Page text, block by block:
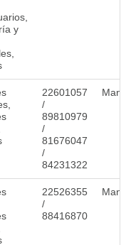
y
22601057
/
89810979
/
81676047
/
84231322
22526355
/
88416870